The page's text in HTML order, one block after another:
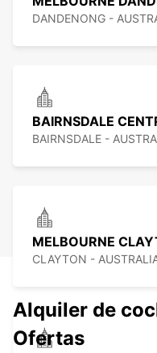
DANDENONG -
BAIRNSDALE
BAIRNSDALE -
MELBOURNE
CLAYTON -
Alquiler de
Ofertas